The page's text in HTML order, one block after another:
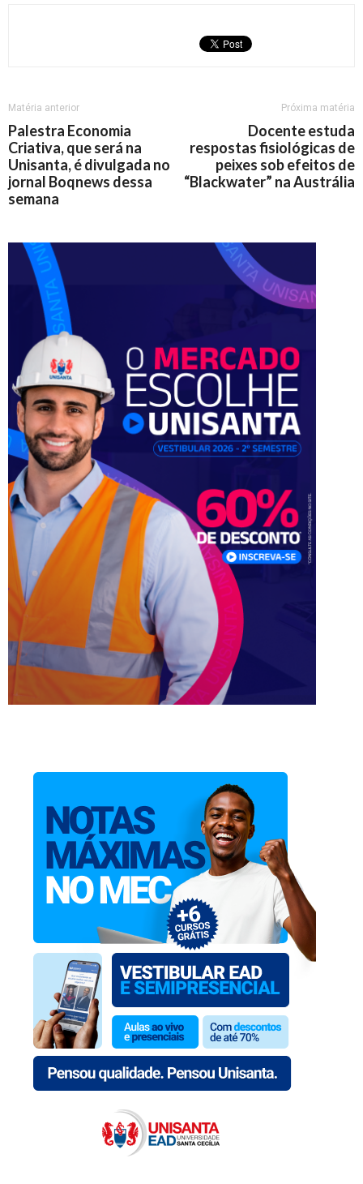
Matéria anterior
Palestra Economia
Criativa, que será na
Unisanta, é divulgada no
jornal Boqnews dessa
semana
Próxima matéria
Docente estuda
respostas fisiológicas de
peixes sob efeitos de
“Blackwater” na Austrália